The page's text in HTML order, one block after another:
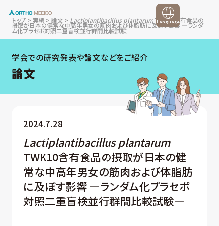
トップ> 実績 > 論文 > Lactiplantibacillus plantarumTWK10含有食品の
摂取が日本の健常な中高年男女の筋肉および体脂肪に及ぼす影響 ―ランダ
ム化プラセボ対照二重盲検並行群間比較試験―
Language
学会での研究発表や論文などをご紹介
論文
2024.7.28
Lactiplantibacillus plantarum
TWK10含有食品の摂取が日本の健
常な中高年男女の筋肉および体脂肪
に及ぼす影響 ―ランダム化プラセボ
対照二重盲検並行群間比較試験―